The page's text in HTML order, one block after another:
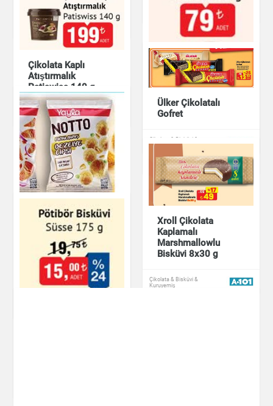
Çikolata & Bisküvi &
Çikolata & Bisküvi &
Kuruyemiş
Aktürk 475 g
Çikolata & Bisküvi &
Kuruyemiş
Çikolata Kaplı
Atıştırmalık
Patiswiss 140 g
Çikolata & Bisküvi &
Kuruyemiş
Ülker Çikolatalı
Gofret
Çikolata & Bisküvi &
Kuruyemiş
Yayla Notto Süt Mısır
Çeşnili Fırınlanmış
Bezelye Cipsi 55 g
Xroll Çikolata
Kaplamalı
Marshmallowlu
Bisküvi 8x30 g
Çikolata & Bisküvi &
Kuruyemiş